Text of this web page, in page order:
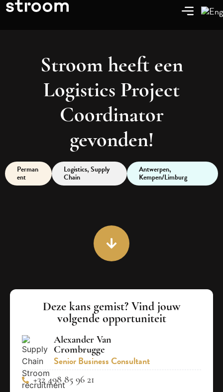
Stroom heeft een
Logistics Project
Coordinator
gevonden!
Perman
ent
Logistics,Supply
Chain
Antwerpen,
Kempen/Limburg
Deze kans gemist? Vind jouw
volgende opportuniteit
Alexander Van
Crombrugge
Senior Business Consultant
+32 498 85 96 21